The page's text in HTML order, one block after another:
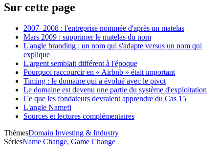
Sur cette page
2007–2008 : l'entreprise nommée d'après un matelas
Mars 2009 : supprimer le matelas du nom
L'angle branding : un nom qui s'adapte versus un nom qui
explique
L'argent semblait différent à l'époque
Pourquoi raccourcir en « Airbnb » était important
Timing : le domaine qui a évolué avec le pivot
Le domaine est devenu une partie du système d'exploitation
Ce que les fondateurs devraient apprendre du Cas 15
L'angle Namefi
Sources et lectures complémentaires
ThèmesDomain Investing & Industry
SériesName Change, Game Change